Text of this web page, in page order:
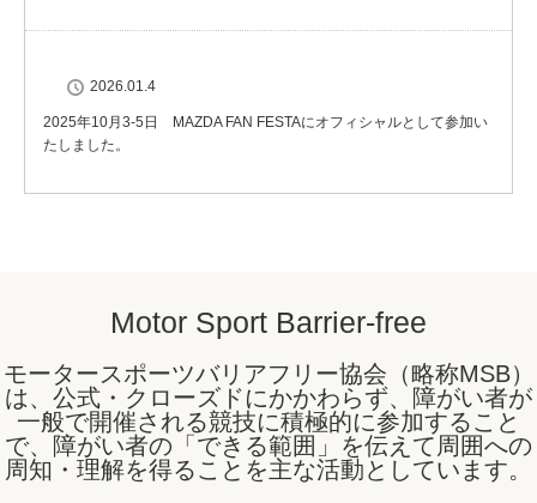
2026.01.4
2025年10月3-5日 MAZDA FAN FESTAにオフィシャルとして参加い
たしました。
Motor Sport Barrier-free
モータースポーツバリアフリー協会（略称MSB）
は、公式・クローズドにかかわらず、障がい者が
一般で開催される競技に積極的に参加すること
で、障がい者の「できる範囲」を伝えて周囲への
周知・理解を得ることを主な活動としています。